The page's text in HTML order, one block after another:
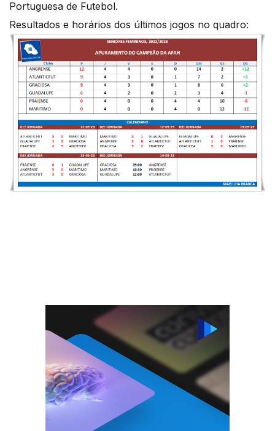
Portuguesa de Futebol.
Resultados e horários dos últimos jogos no quadro: